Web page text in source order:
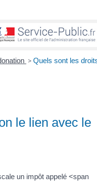
> Quels sont les
le lien avec le
un impôt appelé <span